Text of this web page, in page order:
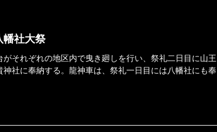
幡社大祭
がそれぞれの地区内で曳き廻しを行い、祭礼二日目に山王
神社に奉納する。龍神車は、祭礼一日目には八幡社にも奉